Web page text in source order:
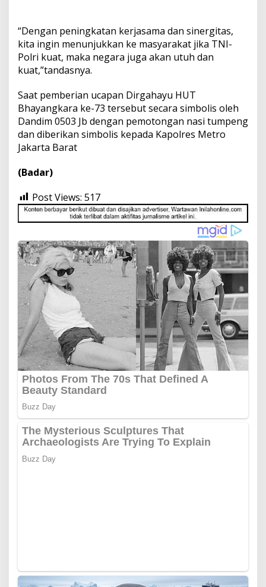
“Dengan peningkatan kerjasama dan sinergitas,
kita ingin menunjukkan ke masyarakat jika TNI-
Polri kuat, maka negara juga akan utuh dan
kuat,”tandasnya.
Saat pemberian ucapan Dirgahayu HUT
Bhayangkara ke-73 tersebut secara simbolis oleh
Dandim 0503 Jb dengan pemotongan nasi tumpeng
dan diberikan simbolis kepada Kapolres Metro
Jakarta Barat
(Badar)
Post Views: 517